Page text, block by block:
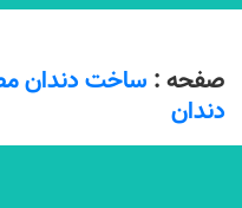
صفحه : ساخت دندان
دندان